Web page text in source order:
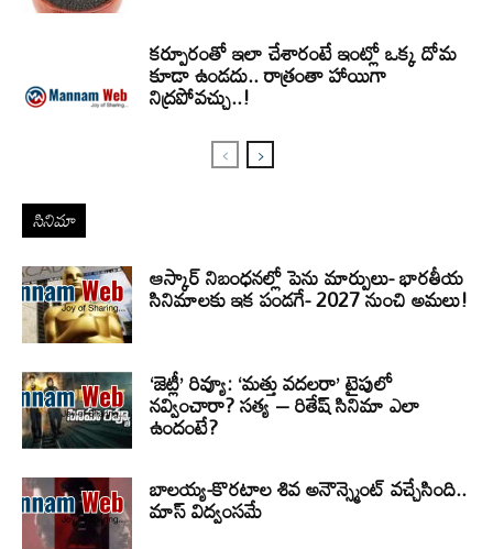
కర్పూరంతో ఇలా చేశారంటే ఇంట్లో ఒక్క దోమ
కూడా ఉండదు.. రాత్రంతా హాయిగా
నిద్రపోవచ్చు..!
సినిమా
ఆస్కార్ నిబంధనల్లో పెను మార్పులు- భారతీయ
సినిమాలకు ఇక పండగే- 2027 నుంచి అమలు!
‘జెట్లీ’ రివ్యూ: ‘మత్తు వదలరా’ టైపులో
నవ్వించారా? సత్య – రితేష్ సినిమా ఎలా
ఉందంటే?
బాలయ్య-కొరటాల శివ అనౌన్స్మెంట్ వచ్చేసింది..
మాస్ విద్వంసమే